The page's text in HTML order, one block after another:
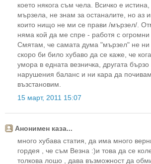
което някога съм чела. Всичко е
мързела, не знам за останалите, но аз
които нищо не ми се прави /мързел/.
няма кой да ме спре - работя с огромни
Смятам, че самата дума "мързел" не ни
скоро би било хубаво да се каже, че
умора в едната везничка, другата
нарушения баланс и ни кара да
възстановим.
15 март, 2011 15:07
Анонимен каза...
много хубава статия, да има много
гордея , че съм Везна :)и това да се
толкова лошо , дава възможност да